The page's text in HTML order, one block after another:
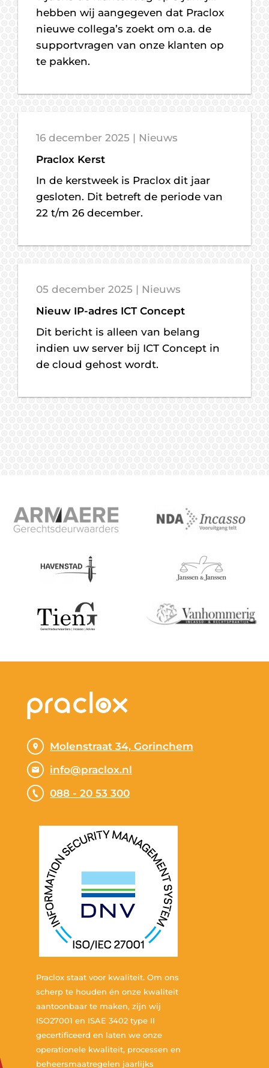
hebben wij aangegeven dat Praclox
nieuwe collega’s zoekt om o.a. de
supportvragen van onze klanten op
te pakken.
16 december 2025 | Nieuws
Praclox Kerst
In de kerstweek is Praclox dit jaar
gesloten. Dit betreft de periode van
22 t/m 26 december.
05 december 2025 | Nieuws
Nieuw IP-adres ICT Concept
Dit bericht is alleen van belang
indien uw server bij ICT Concept in
de cloud gehost wordt.
Molenstraat 34, Gorinchem
info@praclox.nl
088 - 20 53 300
Praclox staat voor kwaliteit. Om ons
scherp te houden én onze kwaliteit
aantoonbaar te maken, zijn wij
ISO27001 en ISAE 3402 type II
gecertificeerd en laten we onze
operationele kwaliteit, processen en
beheersmaatregelen jaarlijks